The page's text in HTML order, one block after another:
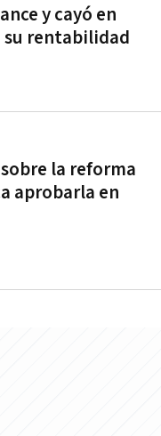
y cayó en
su rentabilidad
la reforma
aprobarla en